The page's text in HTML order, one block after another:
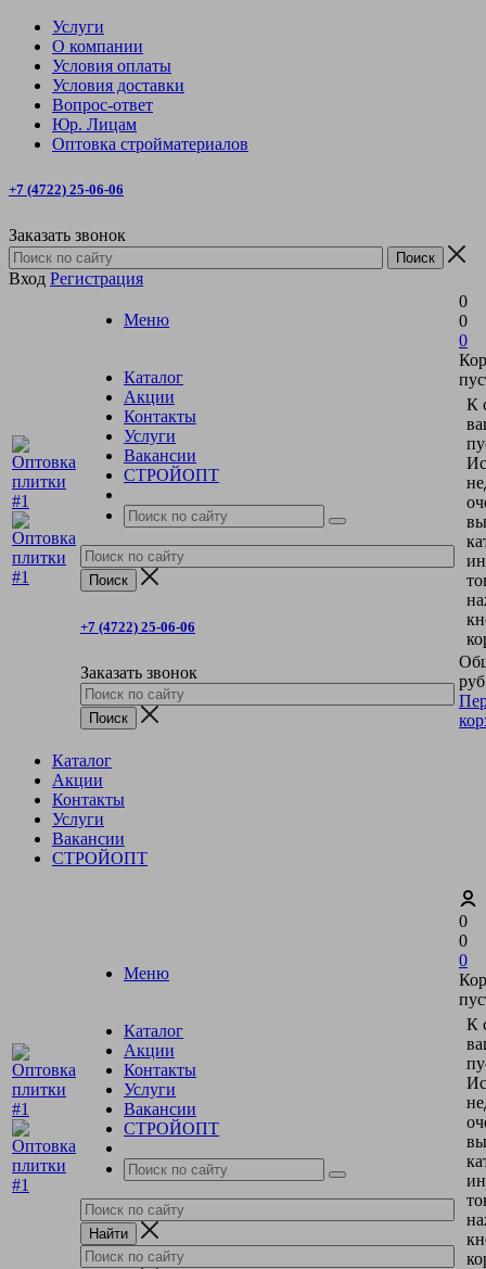
Услуги
О компании
Условия оплаты
Условия доставки
Вопрос-ответ
Юр. Лицам
Оптовка стройматериалов
+7 (4722) 25-06-06
Заказать звонок
Вход Регистрация
Меню
Каталог
Акции
Контакты
Услуги
Вакансии
СТРОЙОПТ
+7 (4722) 25-06-06
Заказать звонок
0
0
0
К
Каталог
Акции
Контакты
Услуги
Вакансии
СТРОЙОПТ
Меню
Каталог
Акции
Контакты
Услуги
Вакансии
СТРОЙОПТ
0
0
0
К